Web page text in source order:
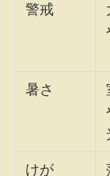
警戒
暑さ
けが